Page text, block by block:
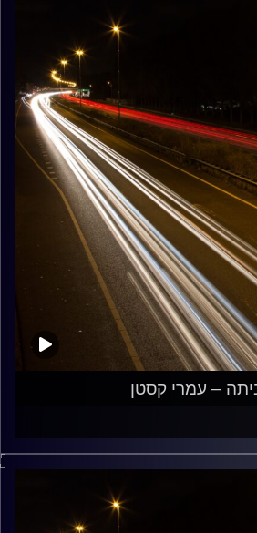
– עמרי קסטן
יום עבודה ארוך ותחזיר אותנו
קסטן.